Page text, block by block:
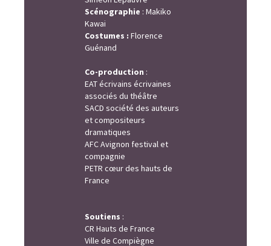
Scénographie : Makiko
Kawai
Costumes : Florence
Guénand
Co-production :
EAT écrivains écrivaines
associés du théâtre
SACD société des auteurs
et compositeurs
dramatiques
AFC Avignon festival et
compagnie
PETR cœur des hauts de
France
Soutiens :
CR Hauts de France
Ville de Compiègne